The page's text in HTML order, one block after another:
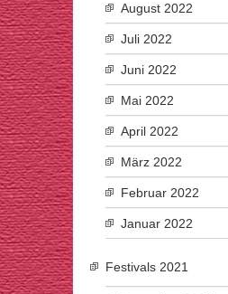
August 2022
Juli 2022
Juni 2022
Mai 2022
April 2022
März 2022
Februar 2022
Januar 2022
Festivals 2021